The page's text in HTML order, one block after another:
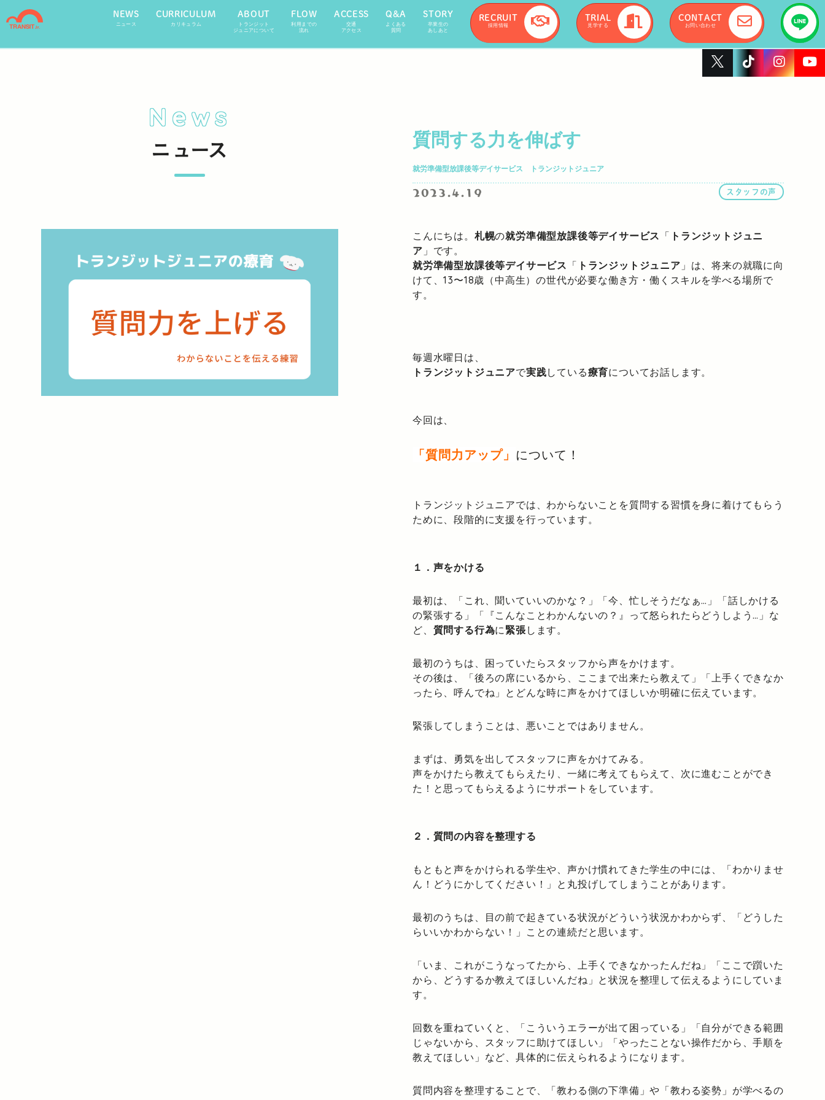
NEWS
ニュース
CURRICULUM
カリキュラム
ABOUT
トランジット
ジュニアについて
FLOW
利用までの
流れ
ACCESS
交通
アクセス
Q&A
よくある
質問
STORY
卒業生の
あしあと
RECRUIT
採用情報
TRIAL
見学する
CONTACT
お問い合わせ
News
ニュース 質問する力を伸ばす
就労準備型放課後等デイサービス トランジットジュニア
2023.4.19 スタッフの声
こんにちは。 札幌の就労準備型放課後等デイサービス 「 トランジットジュニ
ア 」です。
就労準備型放課後等デイサービス 「 トランジットジュニア 」は、将来の就職に向
けて、13〜18歳（中高生）の世代が必要な働き方・働くスキルを学べる場所で
す。
毎週水曜日は、
トランジットジュニアで実践している療育についてお話します。
今回は、
「質問力アップ」 について！
トランジットジュニアでは、わからないことを質問する習慣を身に着けてもらう
ために、段階的に支援を行っています。
１．声をかける
最初は、「これ、聞いていいのかな？」「今、忙しそうだなぁ…」「話しかける
の緊張する」「『こんなことわかんないの？』って怒られたらどうしよう…」な
ど、 質問する行為に 緊張 します。
最初のうちは、困っていたらスタッフから声をかけます。
その後は、「後ろの席にいるから、ここまで出来たら教えて」「上手くできなか
ったら、呼んでね」とどんな時に声をかけてほしいか明確に伝えています。
緊張してしまうことは、悪いことではありません。
まずは、勇気を出してスタッフに声をかけてみる。
声をかけたら教えてもらえたり、一緒に考えてもらえて、次に進むことができ
た！と思ってもらえるようにサポートをしています。
２．質問の内容を整理する
もともと声をかけられる学生や、声かけ慣れてきた学生の中には、「わかりませ
ん！どうにかしてください！」と丸投げしてしまうことがあります。
最初のうちは、目の前で起きている状況がどういう状況かわからず、「どうした
らいいかわからない！」ことの連続だと思います。
「いま、これがこうなってたから、上手くできなかったんだね」「ここで躓いた
から、どうするか教えてほしいんだね」と状況を整理して伝えるようにしていま
す。
回数を重ねていくと、「こういうエラーが出て困っている」「自分ができる範囲
じゃないから、スタッフに助けてほしい」「やったことない操作だから、手順を
教えてほしい」など、具体的に伝えられるようになります。
質問内容を整理することで、「教わる側の下準備」や「教わる姿勢」が学べるの